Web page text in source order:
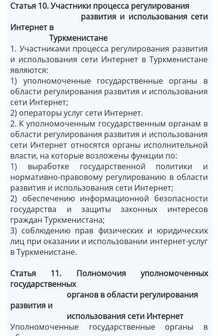
Статья 10. Участники процесса регулирования
развития и использования сети
Интернет в
Туркменистане
1. Участниками процесса регулирования развития
и использования сети Интернет в Туркменистане
являются:
1) уполномоченные государственные органы в
области регулирования развития и использования
сети Интернет;
2) операторы услуг сети Интернет.
2. К уполномоченным государственным органам в
области регулирования развития и использования
сети Интернет относятся органы исполнительной
власти, на которые возложены функции по:
1) выработке государственной политики и
нормативно-правовому регулированию в области
развития и использования сети Интернет;
2) обеспечению информационной безопасности
государства и защиты законных интересов
граждан Туркменистана;
3) соблюдению прав физических и юридических
лиц при оказании и использовании интернет-услуг
в Туркменистане.
Статья 11. Полномочия уполномоченных
государственных
органов в области регулирования
развития и
использования сети Интернет
Уполномоченные государственные органы в